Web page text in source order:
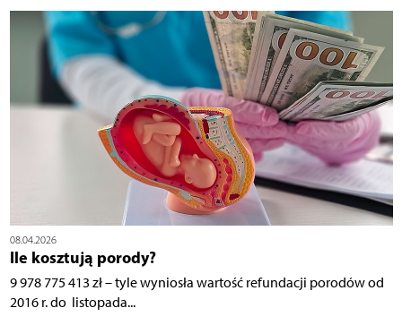
08.04.2026
Ile kosztują porody?
9 978 775 413 zł – tyle wyniosła wartość refundacji porodów od
2016 r. do listopada...